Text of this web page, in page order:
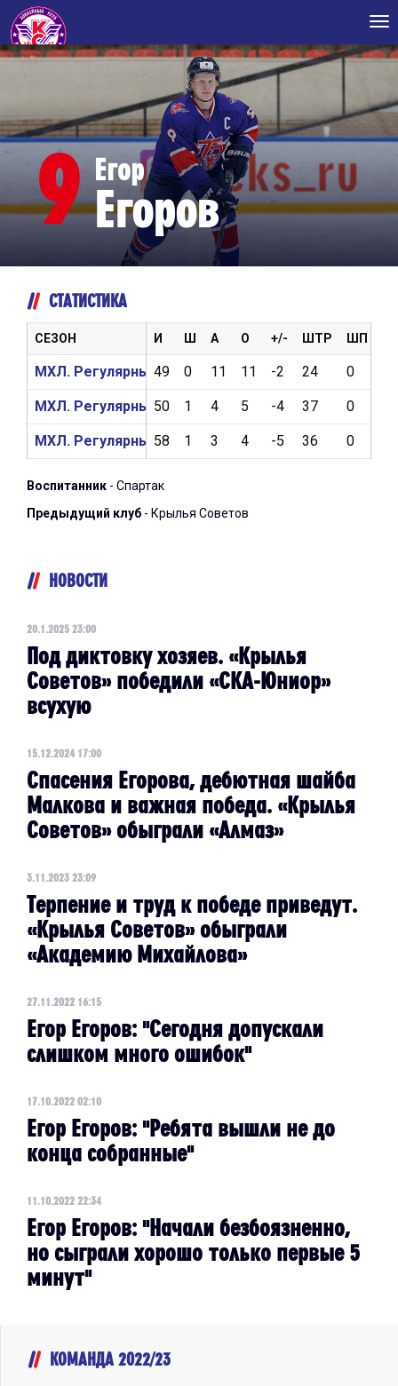
9 Егор
Егоров
СТАТИСТИКА
И Ш А О +/- ШТР ШП
49 0 11 11 -2 24 0
50 1 4 5 -4 37 0
58 1 3 4 -5 36 0
СЕЗОН
МХЛ. Регулярный чемпионат 2023/2024
МХЛ. Регулярный чемпионат 2022/2023
МХЛ. Регулярный чемпионат 2021/2022
Воспитанник - Спартак
Предыдущий клуб - Крылья Советов
НОВОСТИ
20.1.2025 23:00
Под диктовку хозяев. «Крылья
Советов» победили «СКА-Юниор»
всухую
15.12.2024 17:00
Спасения Егорова, дебютная шайба
Малкова и важная победа. «Крылья
Советов» обыграли «Алмаз»
3.11.2023 23:09
Терпение и труд к победе приведут.
«Крылья Советов» обыграли
«Академию Михайлова»
27.11.2022 16:15
Егор Егоров: "Сегодня допускали
слишком много ошибок"
17.10.2022 02:10
Егор Егоров: "Ребята вышли не до
конца собранные"
11.10.2022 22:34
Егор Егоров: "Начали безбоязненно,
но сыграли хорошо только первые 5
минут"
КОМАНДА 2022/23